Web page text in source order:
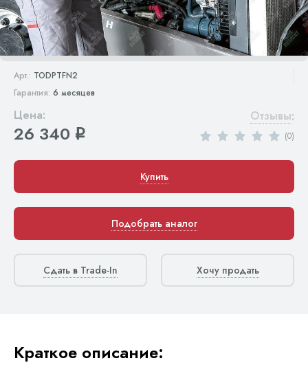
Арт.: TODPTFN2
Гарантия: 6 месяцев
Цена:
26 340 q
Отзывы:
(0)
Купить
Подобрать аналог
Сдать в Trade-In Хочу продать
Краткое описание: